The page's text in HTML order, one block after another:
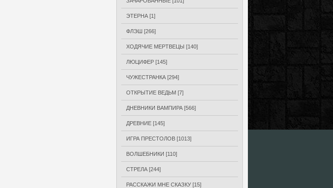
ЭТЕРНА [1]
ФЛЭШ [266]
ХОДЯЧИЕ МЕРТВЕЦЫ [140]
ЛЮЦИФЕР [145]
ЧУЖЕСТРАНКА [294]
ОТКРЫТИЕ ВЕДЬМ [7]
ДНЕВНИКИ ВАМПИРА [566]
ДРЕВНИЕ [145]
ИГРА ПРЕСТОЛОВ [1013]
ВОЛШЕБНИКИ [110]
СТРЕЛА [244]
РАССКАЖИ МНЕ СКАЗКУ [15]